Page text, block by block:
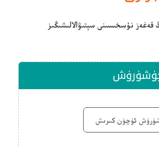
قەغەز نۇسخىسىنى سېتىۋالالىشىڭىز
ئۈچۈن كىرىش